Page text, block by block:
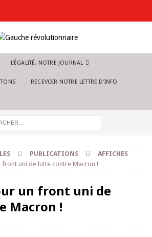
L’ÉGALITÉ, NOTRE JOURNAL
RECEVOIR NOTRE LETTRE D’INFO
PUBLICATIONS
AFFICHES
front uni de lutte contre Macron !
un front uni de
Macron !